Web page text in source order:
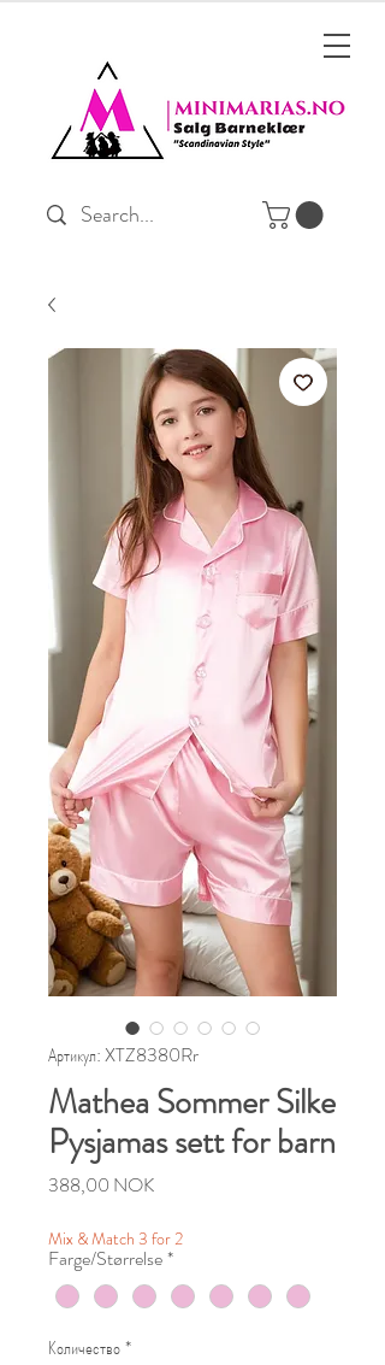
Артикул: XTZ8380Rr
Mathea Sommer Silke
Pysjamas sett for barn
388,00 NOKЦена
Mix & Match 3 for 2
Farge/Størrelse*
Количество*